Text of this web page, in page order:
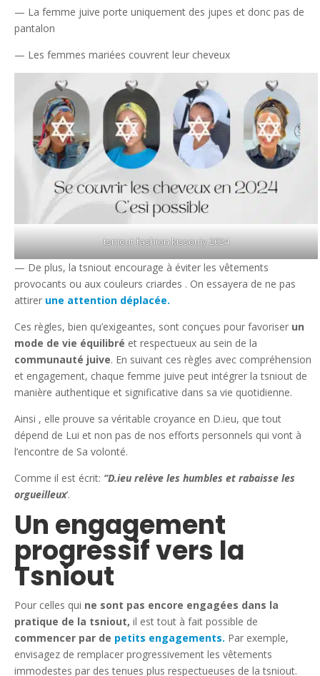
— La femme juive porte uniquement des jupes et donc pas de
pantalon
— Les femmes mariées couvrent leur cheveux
tsniout fashion kissouiy 2024
— De plus, la tsniout encourage à éviter les vêtements
provocants ou aux couleurs criardes . On essayera de ne pas
attirer une attention déplacée.
Ces règles, bien qu’exigeantes, sont conçues pour favoriser un
mode de vie équilibré et respectueux au sein de la
communauté juive. En suivant ces règles avec compréhension
et engagement, chaque femme juive peut intégrer la tsniout de
manière authentique et significative dans sa vie quotidienne.
Ainsi , elle prouve sa véritable croyance en D.ieu, que tout
dépend de Lui et non pas de nos efforts personnels qui vont à
l’encontre de Sa volonté.
Comme il est écrit: “D.ieu relève les humbles et rabaisse les
orgueilleux‘.
Un engagement
progressif vers la
Tsniout
Pour celles qui ne sont pas encore engagées dans la
pratique de la tsniout, il est tout à fait possible de
commencer par de petits engagements. Par exemple,
envisagez de remplacer progressivement les vêtements
immodestes par des tenues plus respectueuses de la tsniout.